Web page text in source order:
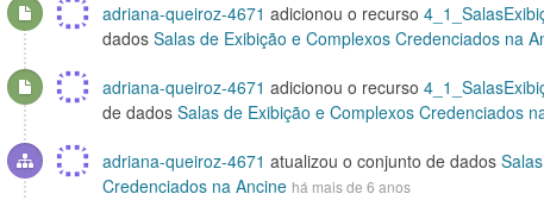
adriana-queiroz-4671 adicionou o recurso
dados Salas de Exibição e Complexos Credenciados na
adriana-queiroz-4671 adicionou o recurso
de dados Salas de Exibição e Complexos Credenciados
adriana-queiroz-4671 atualizou o conjunto de dados
Credenciados na Ancine há mais de 6 anos